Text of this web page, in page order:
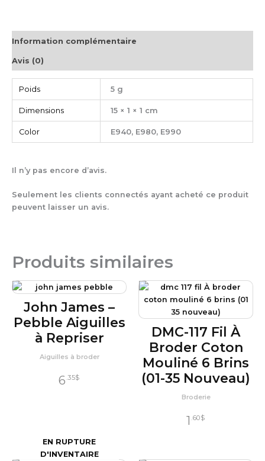
Information complémentaire
Avis (0)
Poids 5 g
Dimensions 15 × 1 × 1 cm
Color E940, E980, E990
Il n’y pas encore d’avis.
Seulement les clients connectés ayant acheté ce produit
peuvent laisser un avis.
Produits similaires
John James –
Pebble Aiguilles
à Repriser
Aiguilles à broder
6 .35$
DMC-117 Fil À
Broder Coton
Mouliné 6 Brins
(01-35 Nouveau)
Broderie
1 .60$
EN RUPTURE
D'INVENTAIRE